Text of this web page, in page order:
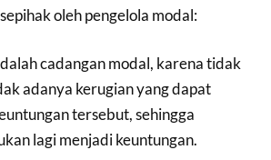
oleh pengelola modal:
cadangan modal, karena tidak
adanya kerugian yang dapat
tersebut, sehingga
lagi menjadi keuntungan.